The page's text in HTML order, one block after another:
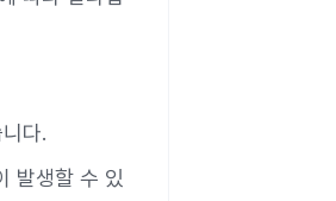
다.
발생할 수 있